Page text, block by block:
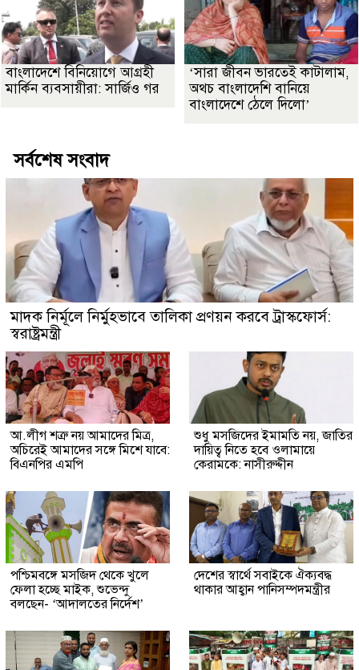
বাংলাদেশে বিনিয়োগে আগ্রহী
মার্কিন ব্যবসায়ীরা: সার্জিও গর
‘সারা জীবন ভারতেই কাটালাম,
অথচ বাংলাদেশি বানিয়ে
বাংলাদেশে ঠেলে দিলো’
সর্বশেষ সংবাদ
মাদক নির্মূলে নির্মুহভাবে তালিকা প্রণয়ন করবে ট্রাস্কফোর্স:
স্বরাষ্ট্রমন্ত্রী
আ.লীগ শত্রু নয় আমাদের মিত্র,
অচিরেই আমাদের সঙ্গে মিশে যাবে:
বিএনপির এমপি
শুধু মসজিদের ইমামতি নয়, জাতির
দায়িত্ব নিতে হবে ওলামায়ে
কেরামকে: নাসীরুদ্দীন
পশ্চিমবঙ্গে মসজিদ থেকে খুলে
ফেলা হচ্ছে মাইক, শুভেন্দু
বলছেন- ‘আদালতের নির্দেশ’
দেশের স্বার্থে সবাইকে ঐক্যবদ্ধ
থাকার আহ্বান পানিসম্পদমন্ত্রীর